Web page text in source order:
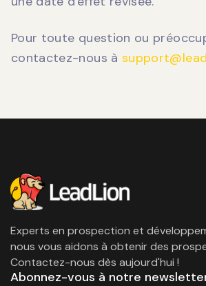
Pour toute question ou
contactez-nous à
Experts en prospection et
nous vous aidons à obtenir des
Contactez-nous dès aujourd'hui !
Abonnez-vous à notre